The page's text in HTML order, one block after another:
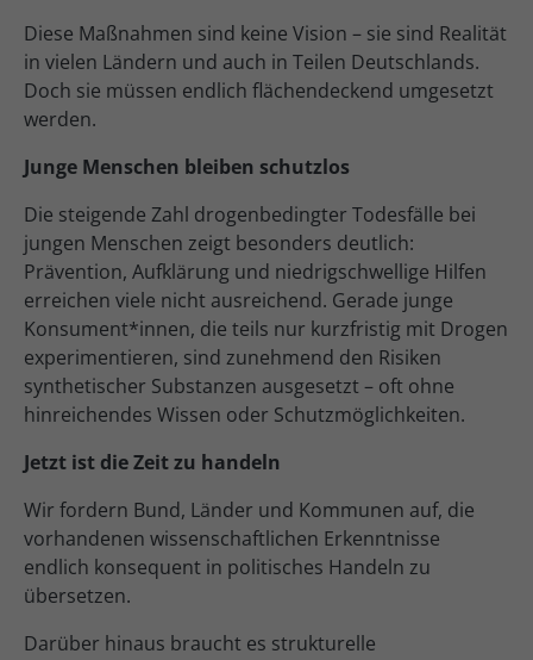
Diese Maßnahmen sind keine Vision – sie sind Realität
in vielen Ländern und auch in Teilen Deutschlands.
Doch sie müssen endlich flächendeckend umgesetzt
werden.
Junge Menschen bleiben schutzlos
Die steigende Zahl drogenbedingter Todesfälle bei
jungen Menschen zeigt besonders deutlich:
Prävention, Aufklärung und niedrigschwellige Hilfen
erreichen viele nicht ausreichend. Gerade junge
Konsument*innen, die teils nur kurzfristig mit Drogen
experimentieren, sind zunehmend den Risiken
synthetischer Substanzen ausgesetzt – oft ohne
hinreichendes Wissen oder Schutzmöglichkeiten.
Jetzt ist die Zeit zu handeln
Wir fordern Bund, Länder und Kommunen auf, die
vorhandenen wissenschaftlichen Erkenntnisse
endlich konsequent in politisches Handeln zu
übersetzen.
Darüber hinaus braucht es strukturelle